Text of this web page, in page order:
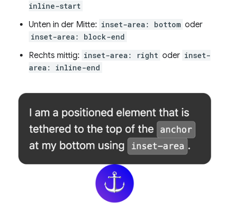
inline-start
Unten in der Mitte: inset-area: bottom oder
inset-area: block-end
Rechts mittig: inset-area: right oder inset-
area: inline-end